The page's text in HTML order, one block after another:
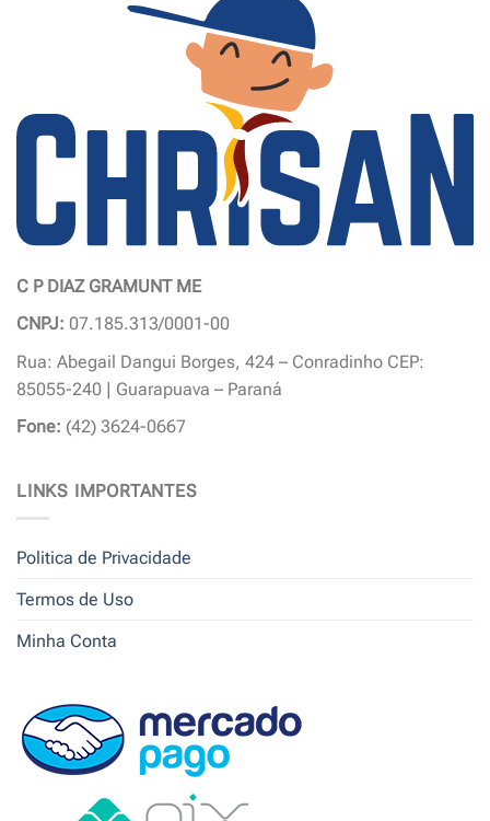
C P DIAZ GRAMUNT ME
CNPJ: 07.185.313/0001-00
Rua: Abegail Dangui Borges, 424 – Conradinho CEP:
85055-240 | Guarapuava – Paraná
Fone: (42) 3624-0667
LINKS IMPORTANTES
Politica de Privacidade
Termos de Uso
Minha Conta